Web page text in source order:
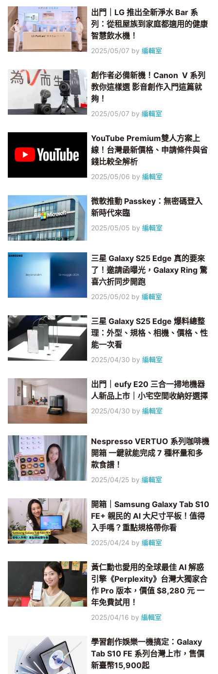
出門｜LG 推出全新淨水 Bar 系
列：從租屋族到家庭都適用的健康
智慧飲水機！
2025/05/07 by編輯室
創作者必備新機！Canon V 系列
教你這樣選 影音創作入門這篇就
夠！
2025/05/07 by編輯室
YouTube Premium雙人方案上
線！台灣最新價格、申請條件與省
錢比較全解析
2025/05/06 by編輯室
微軟推動 Passkey：無密碼登入
新時代來臨
2025/05/05 by編輯室
三星 Galaxy S25 Edge 真的要來
了！邀請函曝光，Galaxy Ring 驚
喜六折同步開跑
2025/05/02 by編輯室
三星 Galaxy S25 Edge 爆料總整
理：外型、規格、相機、價格、性
能一次看
2025/04/30 by編輯室
出門｜eufy E20 三合一掃地機器
人新品上市｜小宅空間收納好選擇
2025/04/30 by編輯室
Nespresso VERTUO 系列咖啡機
開箱 一鍵就能完成 7 種杯量和多
款食譜！
2025/04/25 by編輯室
開箱｜Samsung Galaxy Tab S10
FE+ 親民的 AI 大尺寸平板！值得
入手嗎？重點規格帶你看
2025/04/24 by編輯室
黃仁勳也愛用的全球最佳 AI 解惑
引擎《Perplexity》台灣大獨家合
作 Pro 版本，價值 $8,280 元 一
年免費試用！
2025/04/16 by編輯室
學習創作娛樂一機搞定：Galaxy
Tab S10 FE 系列台灣上市，售價
新臺幣15,900起